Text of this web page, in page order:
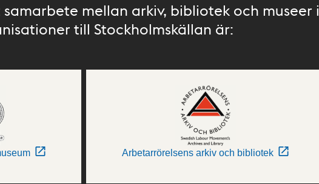
mellan arkiv, bibliotek och museer i
till Stockholmskällan är:
Arbetarrörelsens arkiv och bibliotek